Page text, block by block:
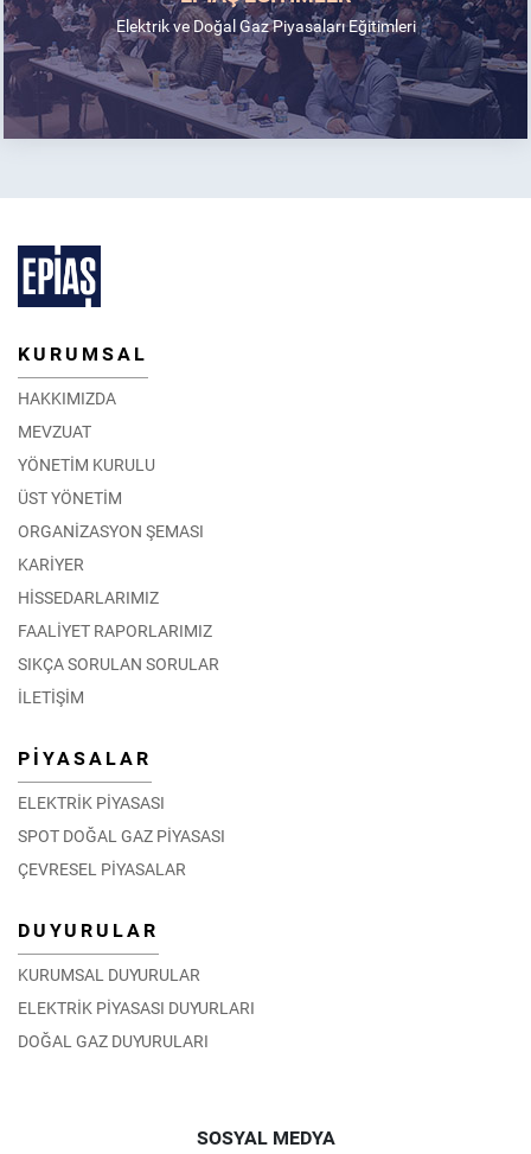
Elektrik ve Doğal Gaz Piyasaları Eğitimleri
KURUMSAL
HAKKIMIZDA
MEVZUAT
YÖNETİM KURULU
ÜST YÖNETİM
ORGANİZASYON ŞEMASI
KARİYER
HİSSEDARLARIMIZ
FAALİYET RAPORLARIMIZ
SIKÇA SORULAN SORULAR
İLETİŞİM
PİYASALAR
ELEKTRİK PİYASASI
SPOT DOĞAL GAZ PİYASASI
ÇEVRESEL PİYASALAR
DUYURULAR
KURUMSAL DUYURULAR
ELEKTRİK PİYASASI DUYURLARI
DOĞAL GAZ DUYURULARI
SOSYAL MEDYA